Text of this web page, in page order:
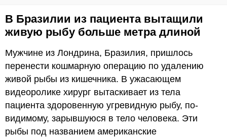
В Бразилии из пациента вытащили
живую рыбу больше метра длиной
Мужчине из Лондрина, Бразилия, пришлось
перенести кошмарную операцию по удалению
живой рыбы из кишечника. В ужасающем
видеоролике хирург вытаскивает из тела
пациента здоровенную угревидную рыбу, по-
видимому, зарывшуюся в тело человека. Эти
рыбы под названием американские